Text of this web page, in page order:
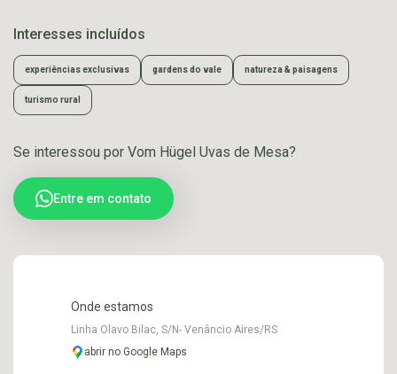
Interesses incluídos
experiências exclusivas gardens do vale natureza & paisagens
turismo rural
Se interessou por Vom Hügel Uvas de Mesa?
Entre em contato
Onde estamos
Linha Olavo Bilac, S/N- Venâncio Aires/RS
abrir no Google Maps